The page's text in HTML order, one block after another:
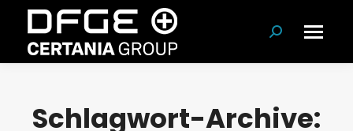
Suchen:
Schlagwort-Archive: